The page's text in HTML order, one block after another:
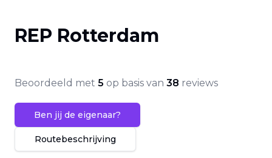
REP Rotterdam
Beoordeeld met 5 op basis van 38 reviews
Ben jij de eigenaar?
Routebeschrijving